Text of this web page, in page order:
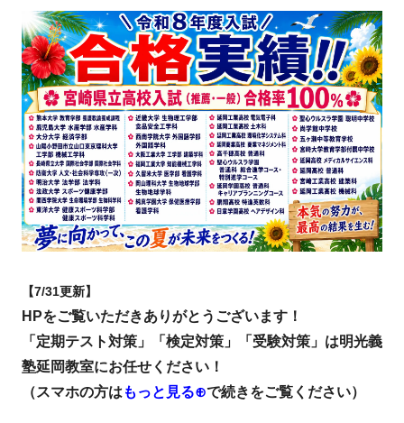
【7/31更新】
HPをご覧いただきありがとうございます！
「定期テスト対策」「検定対策」「受験対策」は明光義
塾延岡教室にお任せください！
（スマホの方は もっと見る⊕で続きをご覧ください）